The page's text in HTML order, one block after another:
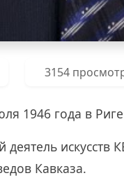
3154
1946 года в
деятель
Кавказа.